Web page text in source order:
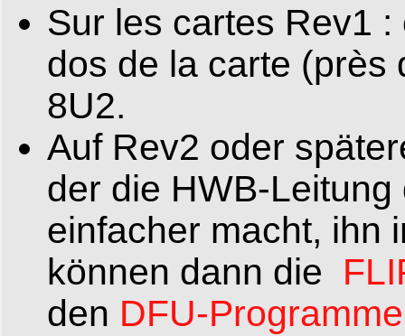
Sur les cartes Rev1
dos de la carte (près
8U2.
Auf Rev2 oder
der die HWB-
einfacher macht, ihn
können dann die
den DFU-